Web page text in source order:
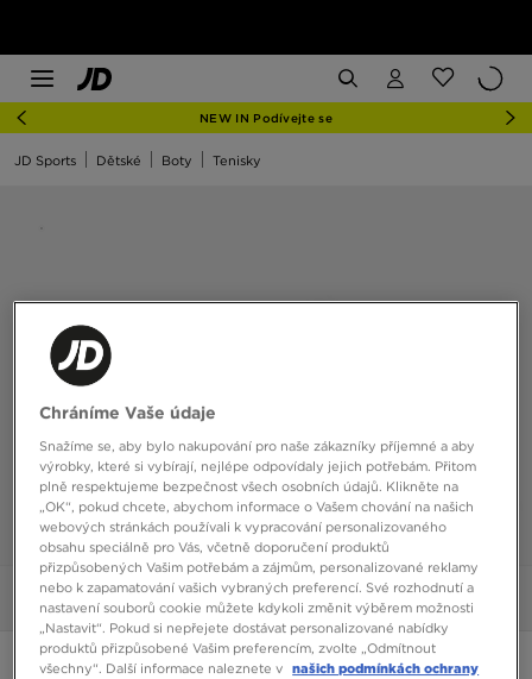
NEW IN Podívejte se
JD Sports Dětské Boty Tenisky
Obrázky 360°
NIKE AIR FORCE 1 LOW JS BG
Chráníme Vaše údaje
Snažíme se, aby bylo nakupování pro naše zákazníky příjemné a aby
výrobky, které si vybírají, nejlépe odpovídaly jejich potřebám. Přitom
plně respektujeme bezpečnost všech osobních údajů. Klikněte na
„OK“, pokud chcete, abychom informace o Vašem chování na našich
webových stránkách používali k vypracování personalizovaného
obsahu speciálně pro Vás, včetně doporučení produktů
přizpůsobených Vašim potřebám a zájmům, personalizované reklamy
nebo k zapamatování vašich vybraných preferencí. Své rozhodnutí a
nastavení souborů cookie můžete kdykoli změnit výběrem možnosti
„Nastavit“. Pokud si nepřejete dostávat personalizované nabídky
produktů přizpůsobené Vašim preferencím, zvolte „Odmítnout
všechny“. Další informace naleznete v našich podmínkách ochrany